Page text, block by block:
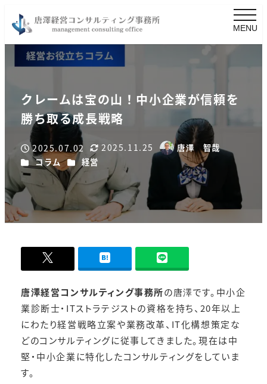
MENU
クレームは宝の山！中小企業が信頼を
勝ち取る成長戦略
投稿日2025.07.02 更新日
2025.11.25
著
唐澤 智哉
カテゴリー
コラム カテゴリー
経営
唐澤経営コンサルティング事務所の唐澤です。中小企
業診断士・ITストラテジストの資格を持ち、20年以上
にわたり経営戦略立案や業務改革、IT化構想策定な
どのコンサルティングに従事してきました。現在は中
堅・中小企業に特化したコンサルティングをしていま
す。